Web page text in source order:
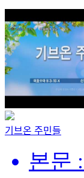
기브온 주민들
본문